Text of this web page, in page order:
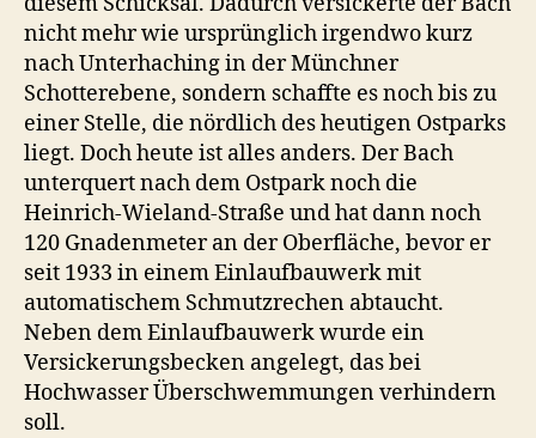
nicht mehr wie ursprünglich irgendwo kurz
nach Unterhaching in der Münchner
Schotterebene, sondern schaffte es noch bis zu
einer Stelle, die nördlich des heutigen Ostparks
liegt. Doch heute ist alles anders. Der Bach
unterquert nach dem Ostpark noch die
Heinrich-Wieland-Straße und hat dann noch
120 Gnadenmeter an der Oberfläche, bevor er
seit 1933 in einem Einlaufbauwerk mit
automatischem Schmutzrechen abtaucht.
Neben dem Einlaufbauwerk wurde ein
Versickerungsbecken angelegt, das bei
Hochwasser Überschwemmungen verhindern
soll.